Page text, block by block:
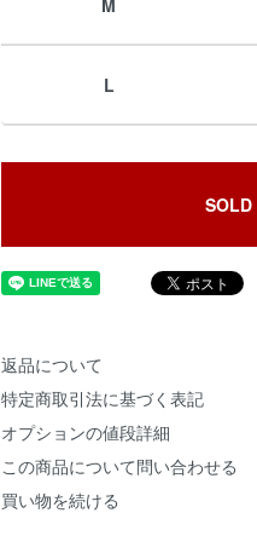
L
SOLD
返品について
特定商取引法に基づく表記
オプションの値段詳細
この商品について問い合わせる
買い物を続ける